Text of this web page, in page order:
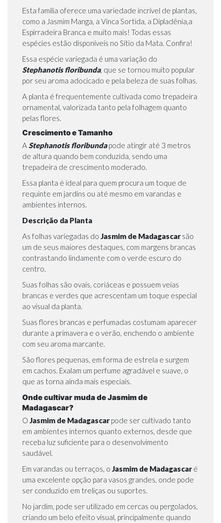
Esta família oferece uma variedade incrível de plantas,
como a Jasmim Manga, a Vinca Sortida, a Dipladênia,a
Espirradeira Branca e muito mais! Todas essas
espécies estão disponíveis no Sítio da Mata. Confira!
Essa espécie variegada é uma variação do
Stephanotis floribunda, que se tornou muito popular
por seu aroma adocicado e pela beleza de suas folhas.
A planta é frequentemente cultivada como trepadeira
ornamental, valorizada tanto pela folhagem quanto
pelas flores.
Crescimento e Tamanho
A Stephanotis floribundapode atingir até 3 metros
de altura quando bem conduzida, sendo uma
trepadeira de crescimento moderado.
Essa planta é ideal para quem procura um toque de
requinte em jardins ou até mesmo em varandas e
ambientes internos.
Descrição da Planta
As folhas variegadas do Jasmim de Madagascarsão
um de seus maiores destaques, com margens brancas
contrastando lindamente com o verde escuro do
centro.
Suas folhas são ovais, coriáceas e possuem veias
brancas e verdes que acrescentam um toque especial
ao visual da planta.
Suas flores brancas e perfumadas costumam aparecer
durante a primavera e o verão, enchendo o ambiente
com seu aroma marcante.
São flores pequenas, em forma de estrela e surgem
em cachos. Exalam um perfume agradável e suave, o
que as torna ainda mais especiais.
Onde cultivar muda de Jasmim de
Madagascar?
O Jasmim de Madagascarpode ser cultivado tanto
em ambientes internos quanto externos, desde que
receba luz suficiente para o desenvolvimento
saudável.
Em varandas ou terraços, o Jasmim de Madagascaré
uma excelente opção para vasos grandes, onde pode
ser conduzido em treliças ou suportes.
No jardim, pode ser utilizado em cercas ou pergolados,
criando um belo efeito visual, principalmente quando